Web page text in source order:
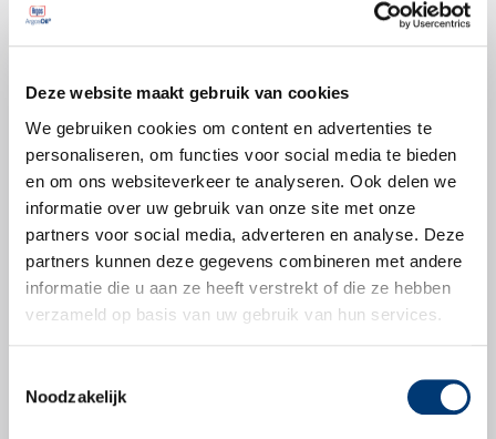
Deze website maakt gebruik van cookies
We gebruiken cookies om content en advertenties te
personaliseren, om functies voor social media te bieden
en om ons websiteverkeer te analyseren. Ook delen we
informatie over uw gebruik van onze site met onze
partners voor social media, adverteren en analyse. Deze
partners kunnen deze gegevens combineren met andere
informatie die u aan ze heeft verstrekt of die ze hebben
verzameld op basis van uw gebruik van hun services.
Noodzakelijk
Productspecificaties
HVLP volgens DIN 51524 Part 3
ISO-L-HS volgens ISO/DIS 6743-4
Productbladen
Productblad